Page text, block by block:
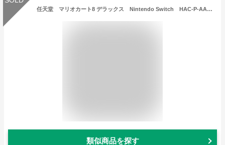
任天堂 マリオカート8 デラックス Nintendo Switch HAC-P-AABPA
類似商品を探す